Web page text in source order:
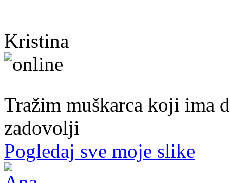
Kristina
Tražim muškarca koji ima
zadovolji
Pogledaj sve moje slike